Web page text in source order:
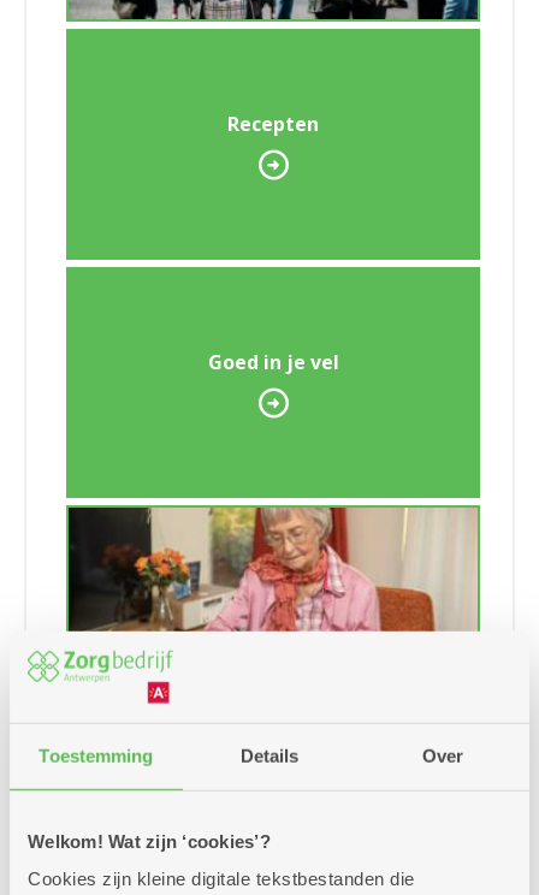
Toestemming Details Over
Welkom! Wat zijn ‘cookies’?
Cookies zijn kleine digitale tekstbestanden die
Recepten
Goed in je vel
Terug naar vroeger